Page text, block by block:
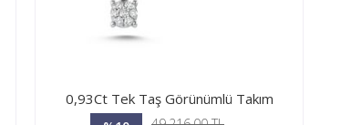
0,93Ct Tek Taş Görünümlü Takım